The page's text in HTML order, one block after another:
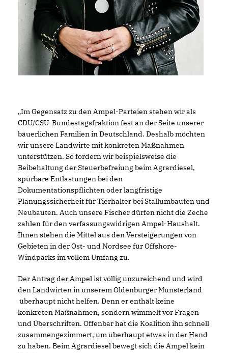
Im Gegensatz zu den Ampel-Parteien stehen wir als
CDU/CSU-Bundestagsfraktion fest an der Seite unserer
bäuerlichen Familien in Deutschland. Deshalb möchten
wir unsere Landwirte mit konkreten Maßnahmen
unterstützen. So fordern wir beispielsweise die
Beibehaltung der Steuerbefreiung beim Agrardiesel,
spürbare Entlastungen bei den
Dokumentationspflichten oder langfristige
Planungssicherheit für Tierhalter bei Stallumbauten und
Neubauten. Auch unsere Fischer dürfen nicht die Zeche
zahlen für den verfassungswidrigen Ampel-Haushalt.
Ihnen stehen die Mittel aus den Versteigerungen von
Gebieten in der Ost- und Nordsee für Offshore-
Windparks im vollem Umfang zu.
Der Antrag der Ampel ist völlig unzureichend und wird
den Landwirten in unserem Oldenburger Münsterland
überhaupt nicht helfen. Denn er enthält keine
konkreten Maßnahmen, sondern wimmelt vor Fragen
und Überschriften. Offenbar hat die Koalition ihn schnell
zusammengezimmert, um überhaupt etwas in der Hand
zu haben. Beim Agrardiesel bewegt sich die Ampel kein